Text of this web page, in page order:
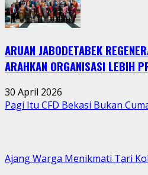
Bumi
Hidupkan
Warga
Jatimurni
di
Tengah
Aktivitas
Perkotaan
ARUAN JABODETABEK
ARAHKAN ORGANISASI LEBIH
30 April 2026
Pagi Itu CFD Bekasi Bukan
Ajang Warga Menikmati Tari